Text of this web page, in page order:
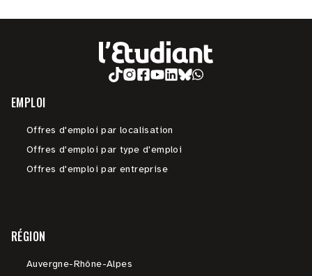
EMPLOI
Offres d'emploi par localisation
Offres d'emploi par type d'emploi
Offres d'emploi par entreprise
RÉGION
Auvergne-Rhône-Alpes